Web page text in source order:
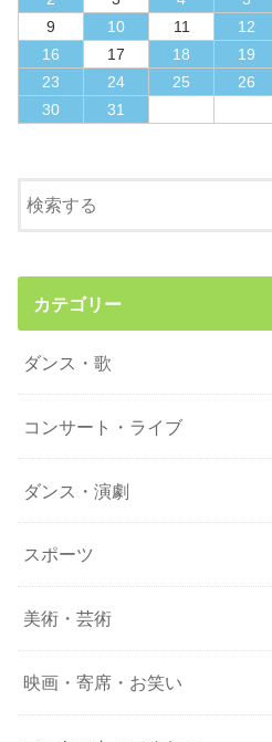
9
10 11 12
16
17 18 19
23
24 25 26
30
31
カテゴリー
ダンス・歌
コンサート・ライブ
ダンス・演劇
スポーツ
美術・芸術
映画・寄席・お笑い